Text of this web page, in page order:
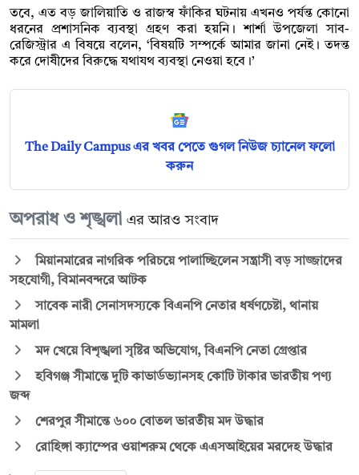
তবে, এত বড় জালিয়াতি ও রাজস্ব ফাঁকির ঘটনায় এখনও পর্যন্ত কোনো
ধরনের প্রশাসনিক ব্যবস্থা গ্রহণ করা হয়নি। শার্শা উপজেলা সাব-
রেজিস্ট্রার এ বিষয়ে বলেন, ‘বিষয়টি সম্পর্কে আমার জানা নেই। তদন্ত
করে দোষীদের বিরুদ্ধে যথাযথ ব্যবস্থা নেওয়া হবে।’
The Daily Campus এর খবর পেতে গুগল নিউজ চ্যানেল ফলো
করুন
অপরাধ ও শৃঙ্খলা এর আরও সংবাদ
মিয়ানমারের নাগরিক পরিচয়ে পালাচ্ছিলেন সন্ত্রাসী বড় সাজ্জাদের
সহযোগী, বিমানবন্দরে আটক
সাবেক নারী সেনাসদস্যকে বিএনপি নেতার ধর্ষণচেষ্টা, থানায়
মামলা
মদ খেয়ে বিশৃঙ্খলা সৃষ্টির অভিযোগ, বিএনপি নেতা গ্রেপ্তার
হবিগঞ্জ সীমান্তে দুটি কাভার্ডভ্যানসহ কোটি টাকার ভারতীয় পণ্য
জব্দ
শেরপুর সীমান্তে ৬০০ বোতল ভারতীয় মদ উদ্ধার
রোহিঙ্গা ক্যাম্পের ওয়াশরুম থেকে এএসআইয়ের মরদেহ উদ্ধার